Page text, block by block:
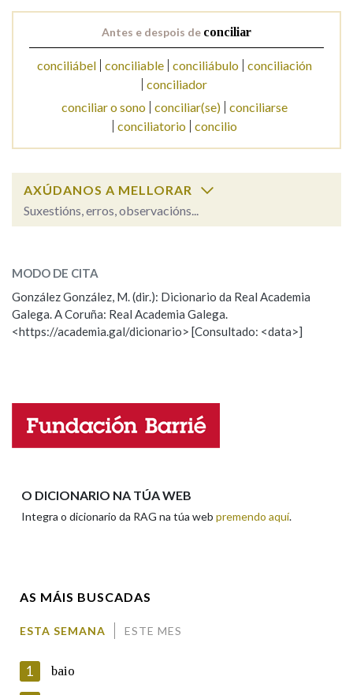
Antes e despois de conciliar
conciliábel conciliable conciliábulo conciliación
conciliador
conciliar o sono conciliar(se) conciliarse
conciliatorio
concilio
AXÚDANOS A MELLORAR
Suxestións, erros, observacións...
ESCOLLE UNHA OPCIÓN:
Observación Hai un erro na palabra
Propoño mellorar a definición
Nome
MODO DE CITA
González González, M. (dir.): Dicionario da Real Academia
Galega. A Coruña: Real Academia Galega.
<https://academia.gal/dicionario> [Consultado: <data>]
O DICIONARIO NA TÚA WEB
Integra o dicionario da RAG na túa web premendo aquí.
AS MÁIS BUSCADAS
ESTA SEMANA ESTE MES
1 baio